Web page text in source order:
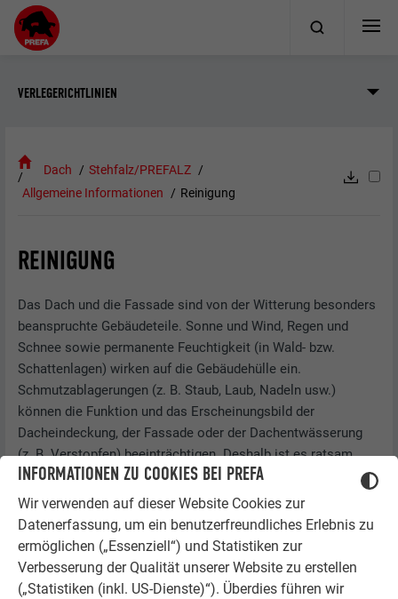
INFORMATIONEN ZU COOKIES BEI PREFA
Wir verwenden auf dieser Website Cookies zur
Datenerfassung, um ein benutzerfreundliches Erlebnis zu
ermöglichen („Essenziell“) und Statistiken zur
Verbesserung der Qualität unserer Website zu erstellen
(„Statistiken (inkl. US-Dienste)“). Überdies führen wir
VERLEGERICHTLINIEN
Dach
Stehfalz/PREFALZ
Allgemeine Informationen
Reinigung
REINIGUNG
Das Dach und die Fassade sind von der Witterung besonders
beanspruchte Gebäudeteile. Sonne und Wind, Regen und
Schnee sowie permanente Feuchtigkeit (in Wald- bzw.
Schattenlagen) wirken auf die Gebäudehülle ein.
Schmutzablagerungen (z. B. Staub, Laub, Nadeln usw.)
können die Funktion und das Erscheinungsbild der
Dacheindeckung, der Fassade oder der Dachentwässerung
(z. B. Verstopfen) beeinträchtigen. Deshalb ist es ratsam,
Dacheindeckungen und Fassadenbekleidungen sowie
Dachentwässerungssysteme in gewissen Zeitabständen
oder nach extremen Wetterereignissen (Starkregen, Sturm …)
zu überprüfen und zu reinigen. So lassen sich Veränderungen,
Verschmutzungen und Beschädigungen rechtzeitig erkennen
und beseitigen und Folgeschäden vermeiden.